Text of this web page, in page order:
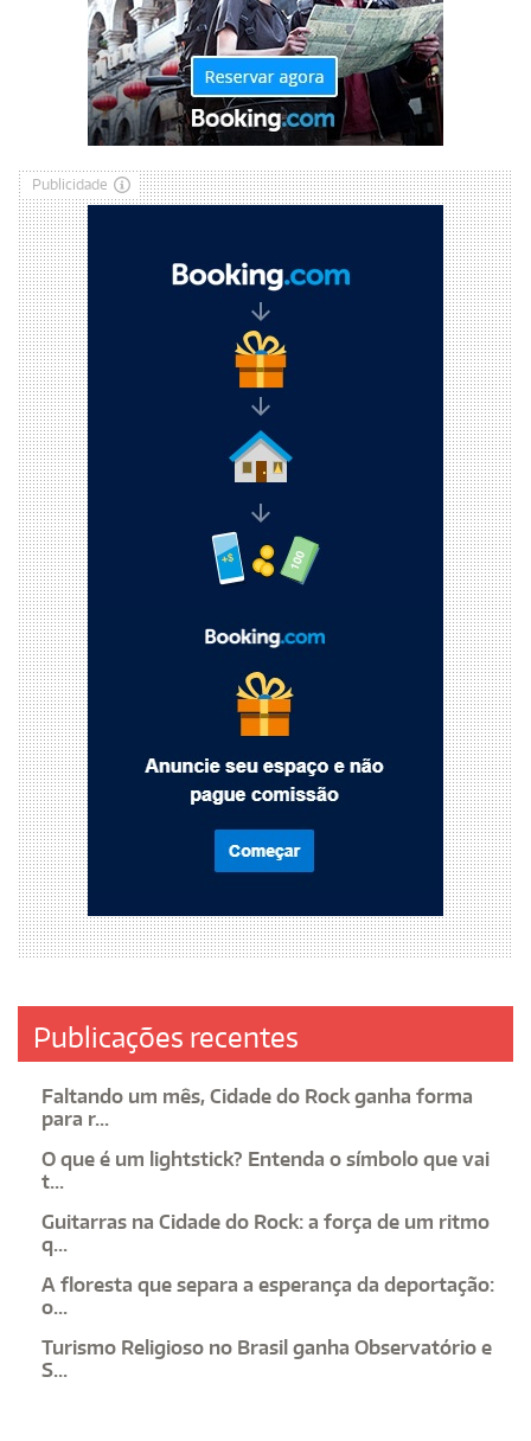
Publicidade
Publicações recentes
Faltando um mês, Cidade do Rock ganha forma
para r...
O que é um lightstick? Entenda o símbolo que vai
t...
Guitarras na Cidade do Rock: a força de um ritmo
q...
A floresta que separa a esperança da deportação:
o...
Turismo Religioso no Brasil ganha Observatório e
S...